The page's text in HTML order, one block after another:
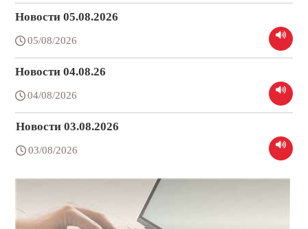
Новости 05.08.2026
05/08/2026
Новости 04.08.26
04/08/2026
Новости 03.08.2026
03/08/2026